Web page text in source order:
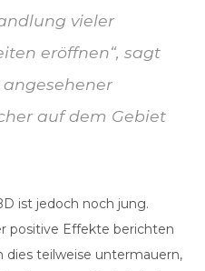
vieler
eröffnen“, sagt
angesehener
auf dem Gebiet
ist jedoch noch jung.
positive Effekte berichten
dies teilweise untermauern,